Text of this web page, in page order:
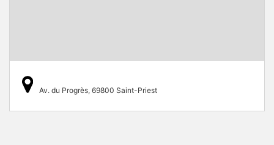
Av. du Progrès, 69800 Saint-Priest